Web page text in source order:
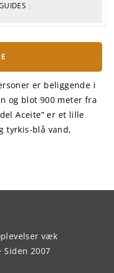
|
er beliggende i
og blot 900 meter fra
Aceite” er et lille
tyrkis-blå vand,
væk
2007